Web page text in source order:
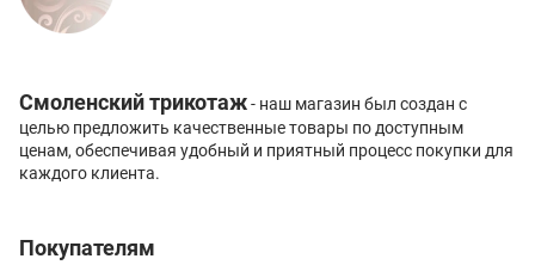
Смоленский трикотаж- наш магазин был создан с
целью предложить качественные товары по доступным
ценам, обеспечивая удобный и приятный процесс покупки для
каждого клиента.
Покупателям